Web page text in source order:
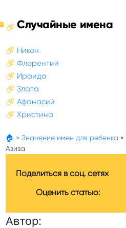
Случайные имена
Никон
Флорентий
Ираида
Злата
Афанасий
Христина
🏠 » Значение имен для ребенка »
Азиза
Поделиться в соц. сетях
Оценить статью:
Автор: